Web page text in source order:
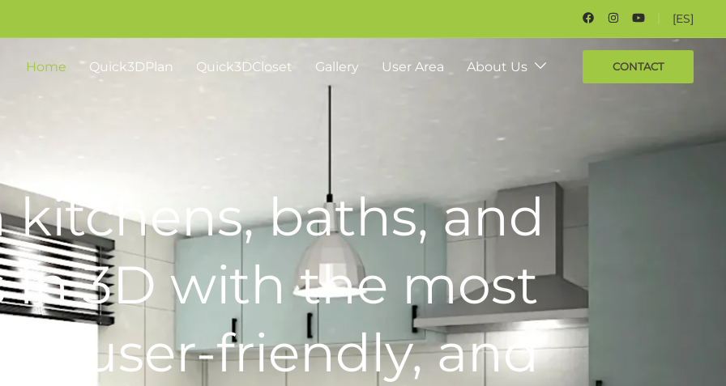
[ES]
Home Quick3DPlan Quick3DCloset Gallery User Area About Us CONTACT
kitchens, baths, and
in 3D with the most
user-friendly, and